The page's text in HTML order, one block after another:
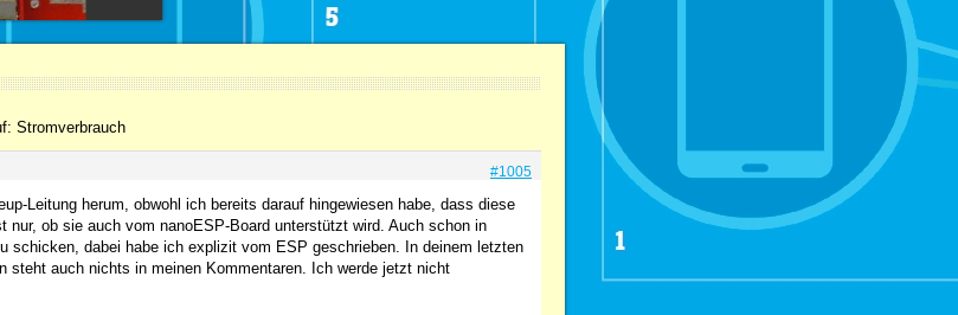
Stromverbrauch
#1005
Leitung herum, obwohl ich bereits darauf hingewiesen habe, dass diese
ob sie auch vom nanoESP-Board unterstützt wird. Auch schon in
schicken, dabei habe ich explizit vom ESP geschrieben. In deinem letzten
steht auch nichts in meinen Kommentaren. Ich werde jetzt nicht